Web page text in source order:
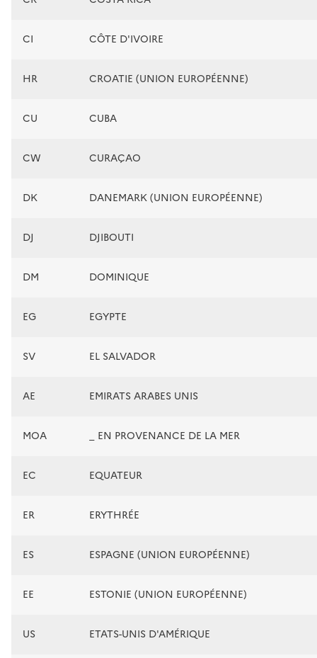
CI CÔTE D'IVOIRE
HR CROATIE (UNION EUROPÉENNE)
CU CUBA
CW CURAÇAO
DK DANEMARK (UNION EUROPÉENNE)
DJ DJIBOUTI
DM DOMINIQUE
EG EGYPTE
SV EL SALVADOR
AE EMIRATS ARABES UNIS
MOA _ EN PROVENANCE DE LA MER
EC EQUATEUR
ER ERYTHRÉE
ES ESPAGNE (UNION EUROPÉENNE)
EE ESTONIE (UNION EUROPÉENNE)
US ETATS-UNIS D'AMÉRIQUE